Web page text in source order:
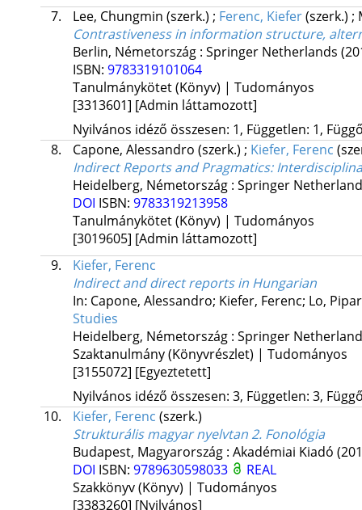
7.
Lee, Chungmin (szerk.) ; Ferenc, Kiefer(szerk.) ;
Contrastiveness in information structure,
Berlin, Németország : Springer Netherlands
ISBN: 9783319101064
Tanulmánykötet (Könyv) | Tudományos
[3313601] [Admin láttamozott]
Nyilvános idéző összesen: 1, Független: 1,
8.
Capone, Alessandro (szerk.) ; Kiefer, Ferenc
Indirect Reports and Pragmatics:
Heidelberg, Németország : Springer
DOI ISBN: 9783319213958
Tanulmánykötet (Könyv) | Tudományos
[3019605] [Admin láttamozott]
9.
Kiefer, Ferenc
Indirect and direct reports in Hungarian
In: Capone, Alessandro; Kiefer, Ferenc; Lo,
Studies
Heidelberg, Németország : Springer
Szaktanulmány (Könyvrészlet) | Tudományos
[3155072] [Egyeztetett]
Nyilvános idéző összesen: 3, Független: 3,
10.
Kiefer, Ferenc (szerk.)
Strukturális magyar nyelvtan 2. Fonológia
Budapest, Magyarország : Akadémiai Kiadó
DOI ISBN: 9789630598033
REAL
Szakkönyv (Könyv) | Tudományos
[3383260] [Nyilvános]